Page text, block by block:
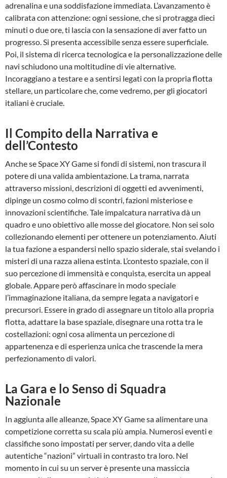
adrenalina e una soddisfazione immediata. L’avanzamento è
calibrata con attenzione: ogni sessione, che si protragga dieci
minuti o due ore, ti lascia con la sensazione di aver fatto un
progresso. Si presenta accessibile senza essere superficiale.
Poi, il sistema di ricerca tecnologica e la personalizzazione delle
navi schiudono una moltitudine di vie alternative.
Incoraggiano a testare e a sentirsi legati con la propria flotta
stellare, un particolare che, come vedremo, per gli giocatori
italiani è cruciale.
Il Compito della Narrativa e
dell’Contesto
Anche se Space XY Game si fondi di sistemi, non trascura il
potere di una valida ambientazione. La trama, narrata
attraverso missioni, descrizioni di oggetti ed avvenimenti,
dipinge un cosmo colmo di scontri, fazioni misteriose e
innovazioni scientifiche. Tale impalcatura narrativa dà un
quadro e uno obiettivo alle mosse del giocatore. Non sei solo
collezionando elementi per ottenere un potenziamento. Aiuti
la tua fazione a espandersi nello spazio siderale, stai svelando i
misteri di una razza aliena estinta. L’contesto spaziale, con il
suo percezione di immensità e conquista, esercita un appeal
globale. Appare però affascinare in modo speciale
l’immaginazione italiana, da sempre legata a navigatori e
precursori. Essere in grado di assegnare un titolo alla propria
flotta, adattare la base spaziale, disegnare una rotta tra le
costellazioni: ogni cosa alimenta un percezione di
appartenenza e di esperienza unica che trascende la mera
perfezionamento di valori.
La Gara e lo Senso di Squadra
Nazionale
In aggiunta alle alleanze, Space XY Game sa alimentare una
competizione corretta su scala più ampia. Numerosi eventi e
classifiche sono impostati per server, dando vita a delle
autentiche “nazioni” virtuali in contrasto tra loro. Nel
momento in cui su un server è presente una massiccia